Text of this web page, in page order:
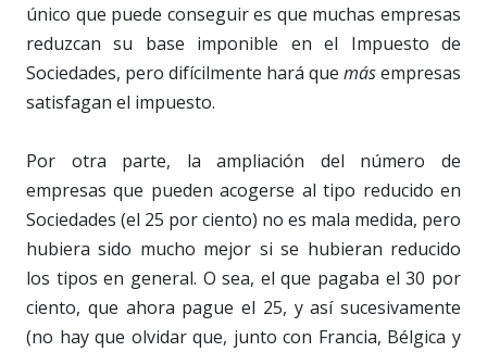
único que puede conseguir es que muchas empresas
reduzcan su base imponible en el Impuesto de
Sociedades, pero difícilmente hará que másempresas
satisfagan el impuesto.
Por otra parte, la ampliación del número de
empresas que pueden acogerse al tipo reducido en
Sociedades (el 25 por ciento) no es mala medida, pero
hubiera sido mucho mejor si se hubieran reducido
los tipos en general. O sea, el que pagaba el 30 por
ciento, que ahora pague el 25, y así sucesivamente
(no hay que olvidar que, junto con Francia, Bélgica y